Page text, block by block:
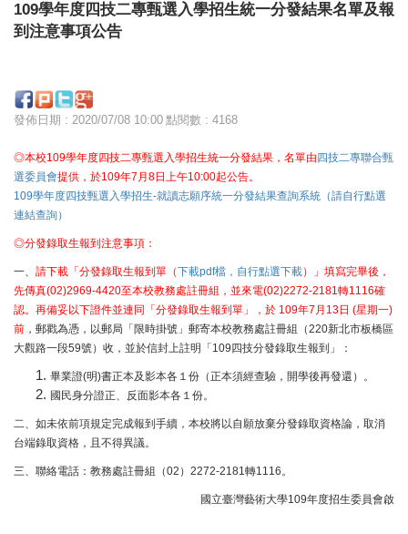
109學年度四技二專甄選入學招生統一分發結果名單及報
到注意事項公告
發佈日期 : 2020/07/08 10:00 點閱數 : 4168
◎本校109學年度四技二專甄選入學招生統一分發結果，名單由 四技二專聯合甄
選委員會提供，於109年7 月8日上午10:00起公告。
109學年度四技甄選入學招生-就讀志願序統一分發結果查詢系統（請自行點選
連結查詢）
◎分發錄取生報到注意事項：
一、 請下載「分發錄取生報到單（下載pdf檔，自行點選下載）」填寫完畢後，
先傳真(02)2969-4420至本校教務處註冊組，並來電(02)2272-2181轉1116確
認。再備妥以下證件並連同「分發錄取生報到單」，於 109年7月13日 (星期一)
前 ，郵戳為憑，以郵局「限時掛號」郵寄本校教務處註冊組（220新北市板橋區
大觀路一段59號）收，並於信封上註明「109四技分發錄取生報到」：
畢業證(明)書正本及影本各１份（正本須經查驗，開學後再發還）。
國民身分證正、反面影本各１份。
二、如未依前項規定完成報到手續，本校將以自願放棄分發錄取資格論，取消
台端錄取資格，且不得異議。
三、聯絡電話：教務處註冊組（02）2272-2181轉1116。
國立臺灣藝術大學109年度招生委員會啟